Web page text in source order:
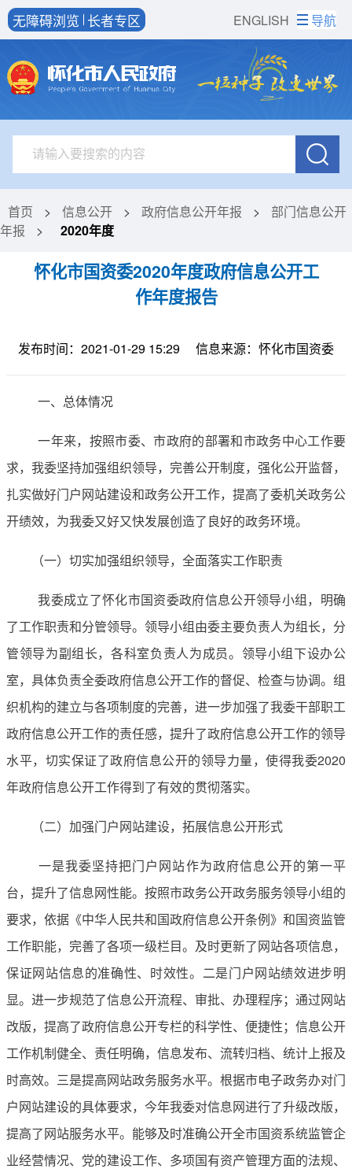
ENGLISH
无障碍浏览 长者专区 导航
首页 > 信息公开 > 政府信息公开年报 >
部门信息公开
年报
> 2020年度
怀化市国资委2020年度政府信息公开工
作年度报告
发布时间：2021-01-29 15:29 信息来源：怀化市国资委
一、总体情况
一年来，按照市委、市政府的部署和市政务中心工作要
求，我委坚持加强组织领导，完善公开制度，强化公开监督，
扎实做好门户网站建设和政务公开工作，提高了委机关政务公
开绩效，为我委又好又快发展创造了良好的政务环境。
（一）切实加强组织领导，全面落实工作职责
我委成立了怀化市国资委政府信息公开领导小组，明确
了工作职责和分管领导。领导小组由委主要负责人为组长，分
管领导为副组长，各科室负责人为成员。领导小组下设办公
室，具体负责全委政府信息公开工作的督促、检查与协调。组
织机构的建立与各项制度的完善，进一步加强了我委干部职工
政府信息公开工作的责任感，提升了政府信息公开工作的领导
水平，切实保证了政府信息公开的领导力量，使得我委2020
年政府信息公开工作得到了有效的贯彻落实。
（二）加强门户网站建设，拓展信息公开形式
一是我委坚持把门户网站作为政府信息公开的第一平
台，提升了信息网性能。按照市政务公开政务服务领导小组的
要求，依据《中华人民共和国政府信息公开条例》和国资监管
工作职能，完善了各项一级栏目。及时更新了网站各项信息，
保证网站信息的准确性、时效性。二是门户网站绩效进步明
显。进一步规范了信息公开流程、审批、办理程序；通过网站
改版，提高了政府信息公开专栏的科学性、便捷性；信息公开
工作机制健全、责任明确，信息发布、流转归档、统计上报及
时高效。三是提高网站政务服务水平。根据市电子政务办对门
户网站建设的具体要求，今年我委对信息网进行了升级改版，
提高了网站服务水平。能够及时准确公开全市国资系统监管企
业经营情况、党的建设工作、多项国有资产管理方面的法规、